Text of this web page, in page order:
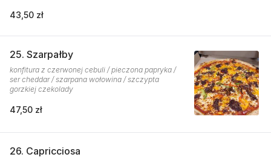
43,50 zł
25. Szarpałby
konfitura z czerwonej cebuli / pieczona papryka /
ser cheddar / szarpana wołowina / szczypta
gorzkiej czekolady
47,50 zł
26. Capricciosa